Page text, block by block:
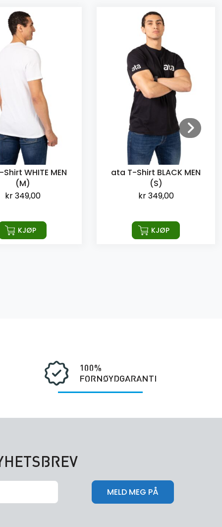
WHITE MEN
(M)
kr349,00
KJØP
ata T-Shirt BLACK MEN
(S)
kr349,00
KJØP
100%
FORNØYDGARANTI